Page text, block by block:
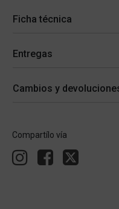
Ficha técnica
Entregas
Cambios y
Compartílo vía